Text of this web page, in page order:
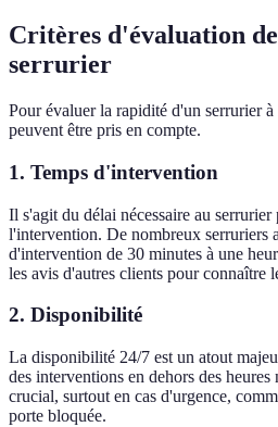
Critères d'évaluation
serrurier
Pour évaluer la rapidité d'un serrurier
peuvent être pris en compte.
1. Temps d'intervention
Il s'agit du délai nécessaire au
l'intervention. De nombreux serruriers
d'intervention de 30 minutes à une
les avis d'autres clients pour connaître
2. Disponibilité
La disponibilité 24/7 est un atout
des interventions en dehors des
crucial, surtout en cas d'urgence,
porte bloquée.